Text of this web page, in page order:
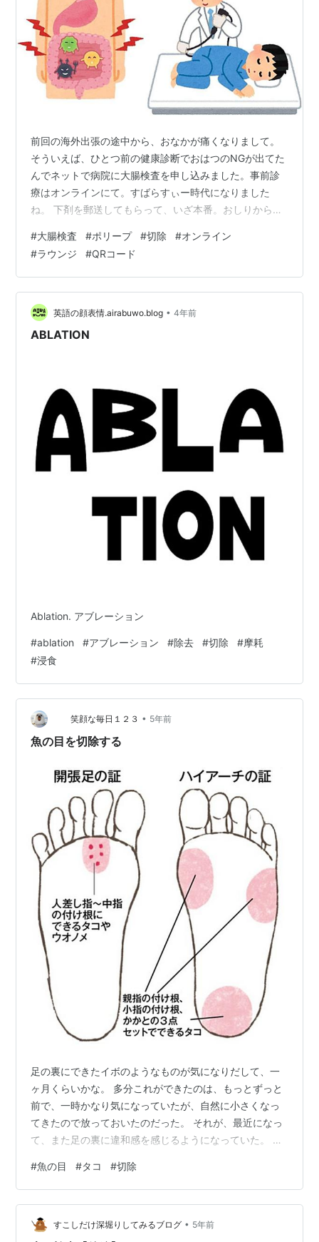
前回の海外出張の途中から、おなかが痛くなりまして。
そういえば、ひとつ前の健康診断でおはつのNGが出てた
んでネットで病院に大腸検査を申し込みました。事前診
療はオンラインにて。すばらすぃー時代になりました
ね。 下剤を郵送してもらって、いざ本番。おしりから何
臓が飛び出るくらい緊張して臨みました。 先生 「途中で
ポリープを見つけたら切っちゃうけど、自分の内臓って
見たい？」 私 「ぜしぜし。見たいです。よろしくお願い
します。」 先生 「最初は麻酔を軽く掛けるけど。痛みが
強い方は麻酔を " おかわり " しちゃうからね。そんとき
は爆っと眠っちゃうから諦めて…
#大腸検査 #ポリープ #切除 #オンライン
#ラウンジ #QRコード
英語の顔表情.airabuwo.blog • 4年前
ABLATION
Ablation. アブレーション
#ablation #アブレーション #除去 #切除 #摩耗
#浸食
笑顔な毎日１２３ • 5年前
魚の目を切除する
足の裏にできたイボのようなものが気になりだして、一
ヶ月くらいかな。 多分これができたのは、もっとずっと
前で、一時かなり気になっていたが、自然に小さくなっ
てきたので放っておいたのだった。 それが、最近になっ
て、また足の裏に違和感を感じるようになっていた。 触
硬い場所を歩くと少し痛みを感じるようになってきた。
なんとなくではあるが、少しずつ膨らみが大きく、痛み
も強く感じられるようになって来ていたので、心配にな
っていた。 これは、所謂「魚の目」だろうと思って、数
#魚の目 #タコ #切除
すこしだけ深堀りしてみるブログ • 5年前